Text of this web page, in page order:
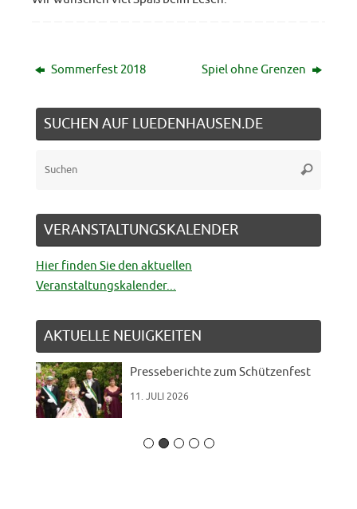
Sommerfest 2018 Spiel ohne Grenzen
SUCHEN AUF LUEDENHAUSEN.DE
Suchen
VERANSTALTUNGSKALENDER
Hier finden Sie den aktuellen
Veranstaltungskalender...
AKTUELLE NEUIGKEITEN
Presseberichte zum Schützenfest
11. JULI 2026